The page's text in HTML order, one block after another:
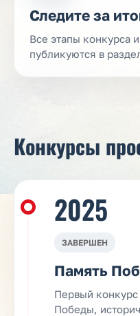
Следите за
Все этапы конкурса
публикуются в
Конкурсы
2025
ЗАВЕРШЕН
Память
Первый
Победы,